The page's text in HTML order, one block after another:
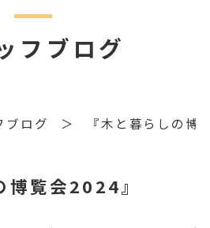
フブログ
ブログ 『木と暮らしの博
博覧会2024』